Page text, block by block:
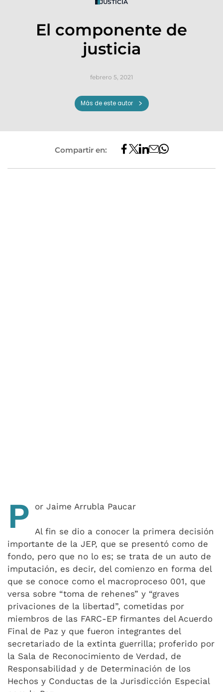
JUSTICIA
El componente de
justicia
febrero 5, 2021
Más de este autor
Compartir en:
P or Jaime Arrubla Paucar
Al fin se dio a conocer la primera decisión
importante de la JEP, que se presentó como de
fondo, pero que no lo es; se trata de un auto de
imputación, es decir, del comienzo en forma del
que se conoce como el macroproceso 001, que
versa sobre “toma de rehenes” y “graves
privaciones de la libertad”, cometidas por
miembros de las FARC-EP firmantes del Acuerdo
Final de Paz y que fueron integrantes del
secretariado de la extinta guerrilla; proferido por
la Sala de Reconocimiento de Verdad, de
Responsabilidad y de Determinación de los
Hechos y Conductas de la Jurisdicción Especial